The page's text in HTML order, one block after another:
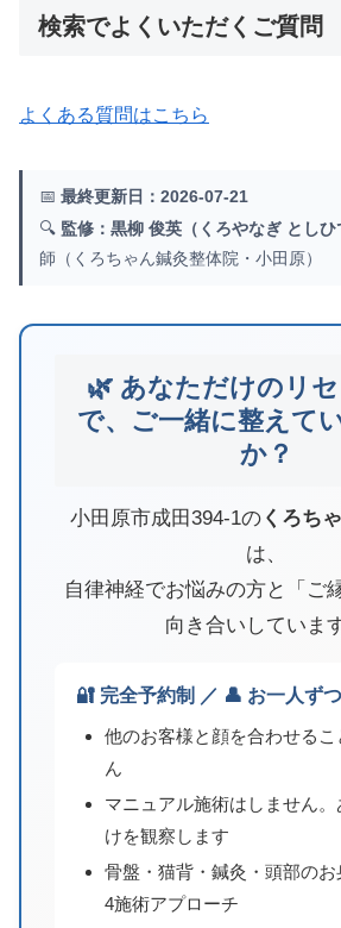
検索でよくいただくご質問
よくある質問はこちら
📅 最終更新日：2026-07-21
🔍 監修：黒柳 俊英（くろやなぎ としひ
師（くろちゃん鍼灸整体院・小田原）
🌿 あなただけのリ
で、ご一緒に整えて
か？
小田原市成田394-1のくろち
は、
自律神経でお悩みの方と「ご
向き合いしています
🔐 完全予約制 ／ 👤 お一人ず
他のお客様と顔を合わせる
ん
マニュアル施術はしません
けを観察します
骨盤・猫背・鍼灸・頭部のお
4施術アプローチ